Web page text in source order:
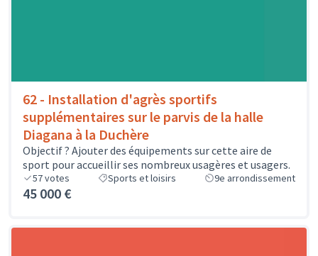
62 - Installation d'agrès sportifs
supplémentaires sur le parvis de la halle
Diagana à la Duchère
Objectif ? Ajouter des équipements sur cette aire de
sport pour accueillir ses nombreux usagères et usagers.
57votes Sports et loisirs 9e arrondissement
45 000 €